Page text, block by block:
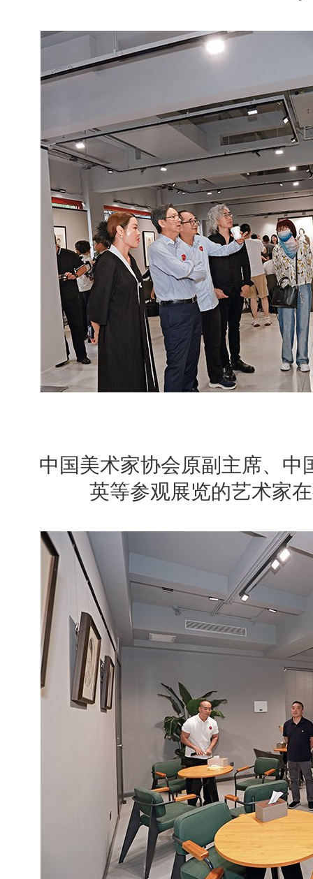
中国美术家协会原副主席、
英等参观展览的艺术家